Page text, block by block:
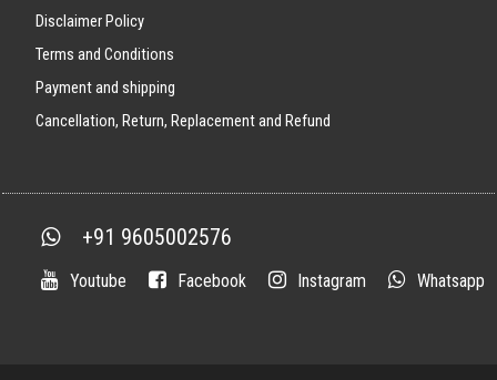
Disclaimer Policy
Terms and Conditions
Payment and shipping
Cancellation, Return, Replacement and Refund
+91 9605002576
Youtube Facebook Instagram Whatsapp